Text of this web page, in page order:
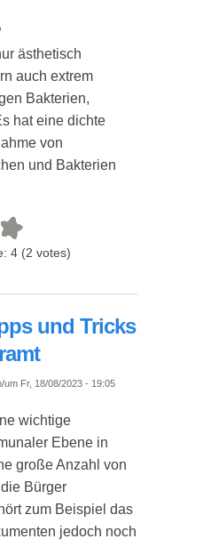
ästhetisch
auch extrem
Bakterien,
hat eine dichte
von
und Bakterien
4 (2 votes)
Olivenholz: Ein Überblick
und Tricks
um Fr, 18/08/2023 - 19:05
wichtige
Ebene in
große Anzahl von
Bürger
zum Beispiel das
jedoch noch